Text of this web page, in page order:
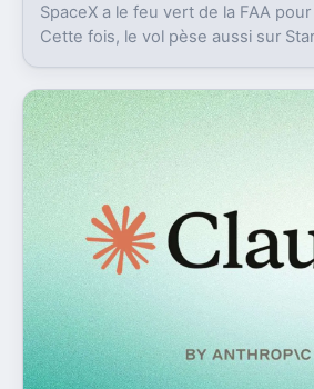
SpaceX a le feu vert de la FAA
Cette fois, le vol pèse aussi sur